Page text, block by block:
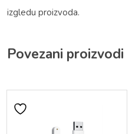
izgledu proizvoda.
Povezani proizvodi